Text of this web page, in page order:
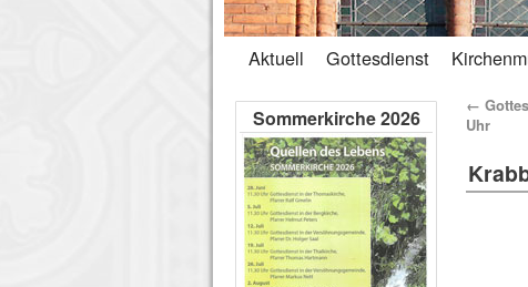
Aktuell Gottesdienst
←
Uhr
Sommerkirche 2026